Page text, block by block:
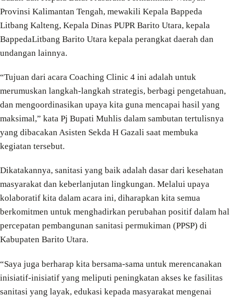
Provinsi Kalimantan Tengah, mewakili Kepala Bappeda
Litbang Kalteng, Kepala Dinas PUPR Barito Utara, kepala
BappedaLitbang Barito Utara kepala perangkat daerah dan
undangan lainnya.
“Tujuan dari acara Coaching Clinic 4 ini adalah untuk
merumuskan langkah-langkah strategis, berbagi pengetahuan,
dan mengoordinasikan upaya kita guna mencapai hasil yang
maksimal,” kata Pj Bupati Muhlis dalam sambutan tertulisnya
yang dibacakan Asisten Sekda H Gazali saat membuka
kegiatan tersebut.
Dikatakannya, sanitasi yang baik adalah dasar dari kesehatan
masyarakat dan keberlanjutan lingkungan. Melalui upaya
kolaboratif kita dalam acara ini, diharapkan kita semua
berkomitmen untuk menghadirkan perubahan positif dalam hal
percepatan pembangunan sanitasi permukiman (PPSP) di
Kabupaten Barito Utara.
“Saya juga berharap kita bersama-sama untuk merencanakan
inisiatif-inisiatif yang meliputi peningkatan akses ke fasilitas
sanitasi yang layak, edukasi kepada masyarakat mengenai